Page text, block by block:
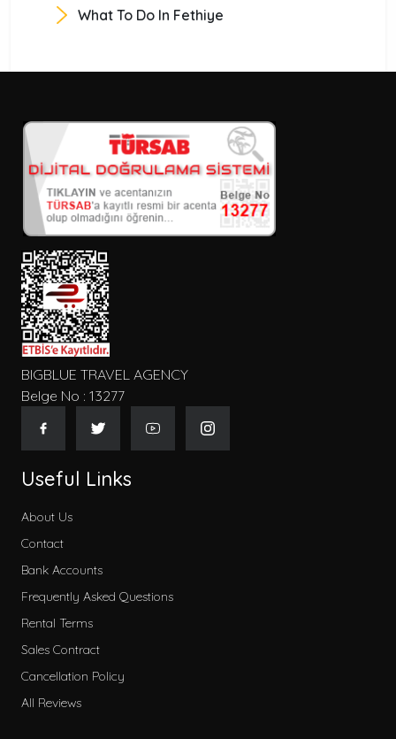
What To Do In Fethiye
BIGBLUE TRAVEL AGENCY
Belge No : 13277
Useful Links
About Us
Contact
Bank Accounts
Frequently Asked Questions
Rental Terms
Sales Contract
Cancellation Policy
All Reviews